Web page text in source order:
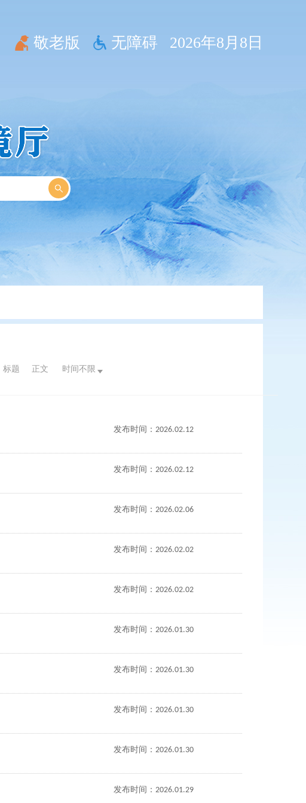
标题 正文 时间不限
发布时间：2026.02.12
发布时间：2026.02.12
发布时间：2026.02.06
发布时间：2026.02.02
发布时间：2026.02.02
发布时间：2026.01.30
发布时间：2026.01.30
发布时间：2026.01.30
发布时间：2026.01.30
发布时间：2026.01.29